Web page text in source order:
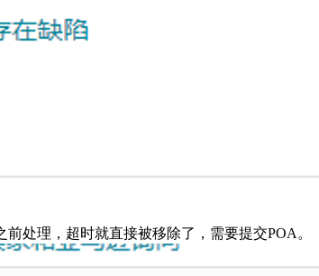
处理，超时就直接被移除了，需要提交POA。